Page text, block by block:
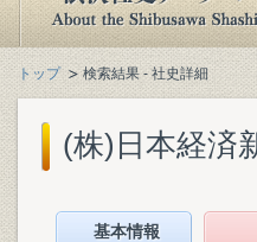
トップ 検索結果 - 社史詳細
(株)日本経済
基本情報